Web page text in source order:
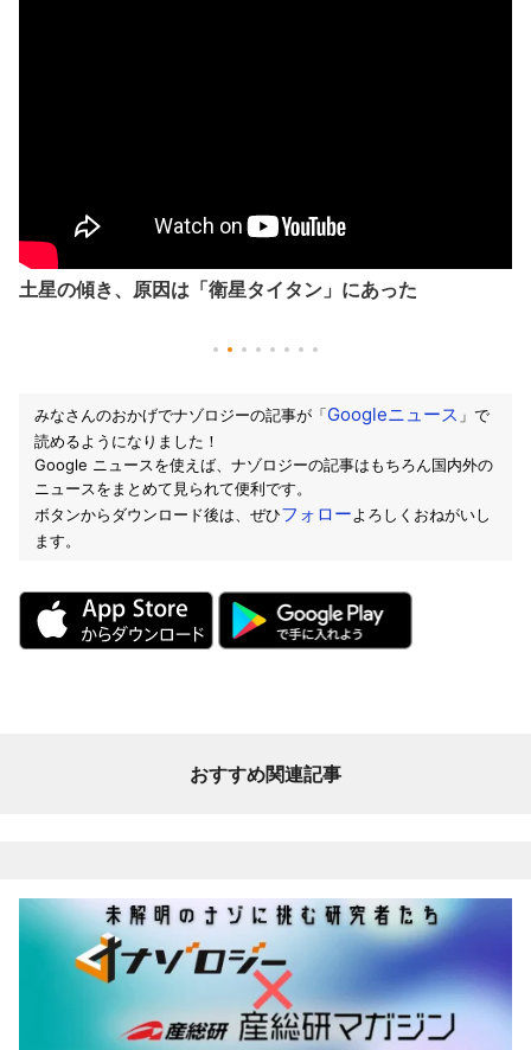
土星の傾き、原因は「衛星タイタン」にあった
みなさんのおかげでナゾロジーの記事が「Googleニュース 」で
読めるようになりました！
Google ニュースを使えば、ナゾロジーの記事はもちろん国内外の
ニュースをまとめて見られて便利です。
ボタンからダウンロード後は、ぜひフォローよろしくおねがいし
ます。
おすすめ関連記事